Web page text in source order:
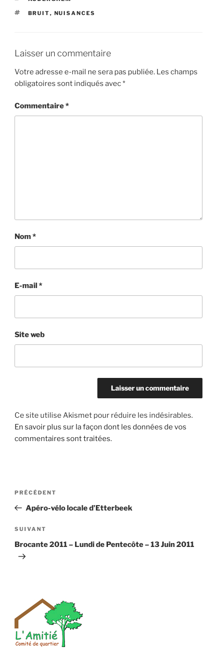
ÉTIQUETTES
BRUIT, NUISANCES
Laisser un commentaire
Votre adresse e-mail ne sera pas publiée. Les champs
obligatoires sont indiqués avec*
Commentaire*
Nom*
E-mail*
Site web
Ce site utilise Akismet pour réduire les indésirables.
En savoir plus sur la façon dont les données de vos
commentaires sont traitées.
Navigation
l’article
Article
précédent
PRÉCÉDENT
Apéro-vélo locale d’Etterbeek
Article
suivant
SUIVANT
Brocante 2011 – Lundi de Pentecôte – 13 Juin 2011